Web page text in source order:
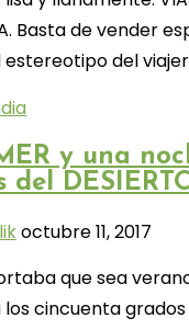
Basta de vender
estereotipo del
y una
del
octubre 11, 2017
que sea
cincuenta